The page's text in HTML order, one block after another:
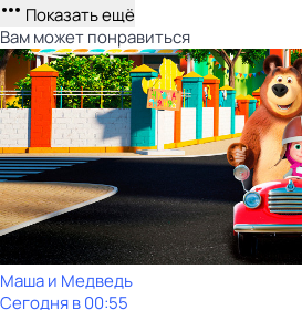
Показать ещё
Вам может понравиться
Маша и Медведь
Сегодня в 00:55